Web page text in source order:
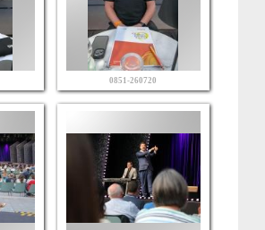
0851-260720